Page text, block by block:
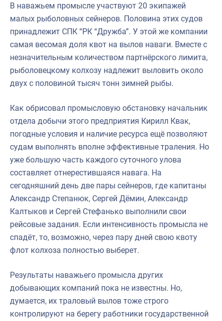
В наважьем промысле участвуют 20 экипажей
малых рыболовных сейнеров. Половина этих судов
принадлежит СПК “РК “Дружба”. У этой же компании
самая весомая доля квот на вылов наваги. Вместе с
незначительным количеством партнёрского лимита,
рыболовецкому колхозу надлежит выловить около
двух с половиной тысяч тонн зимней рыбы.
Как обрисовал промысловую обстановку начальник
отдела добычи этого предприятия Кирилл Квак,
погодные условия и наличие ресурса ещё позволяют
судам выполнять вполне эффективные траления. Но
уже большую часть каждого суточного улова
составляет отнерестившаяся навага. На
сегодняшний день две пары сейнеров, где капитаны
Александр Степанюк, Сергей Дёмин, Александр
Калтыков и Сергей Стефанько выполнили свои
рейсовые задания. Если интенсивность промысла не
спадёт, то, возможно, через пару дней свою квоту
флот колхоза полностью выберет.
Результаты наважьего промысла других
добывающих компаний пока не известны. Но,
думается, их траловый вылов тоже строго
контролируют на берегу работники государственной